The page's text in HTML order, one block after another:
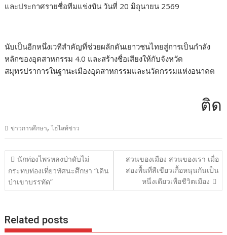
และประกาศรายชื่อทีมแข่งขัน วันที่ 20 มิถุนายน 2569
นับเป็นอีกหนึ่งเวทีสำคัญที่ช่วยผลักดันเยาวชนไทยสู่การเป็นกำลัง
หลักของอุตสาหกรรม 4.0 และสร้างชื่อเสียงให้กับจังหวัด
สมุทรปราการในฐานะเมืองอุตสาหกรรมและนวัตกรรมแห่งอนาคต
ติดต่อ
ข่าวการศึกษา,ไฮไลท์ข่าว
แนะแนว
เรื่อง
นักท่องไพรหลงป่าดับไม่
กระทบท่องเที่ยวทัศนะศึกษา “เดิน
ป่าเขาบรรทัด”
สวนของเมือง สวนของเรา เมื่อ
สองพื้นที่สีเขียวเกื้อหนุนกันเป็น
หนึ่งเดียวเพื่อชีวิตเมือง
Related posts